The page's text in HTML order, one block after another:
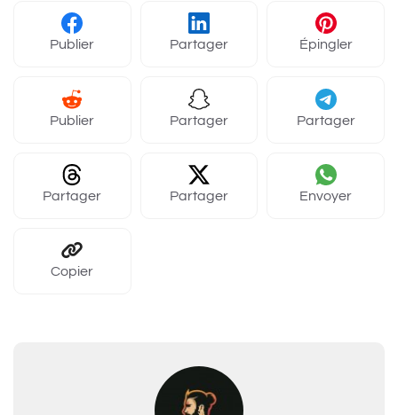
Publier Partager Épingler
Publier Partager Partager
Partager Partager Envoyer
Copier